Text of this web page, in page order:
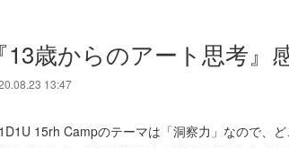
『13歳からのアート思考』
13:47
15rh Campのテーマは「洞察力」なので、